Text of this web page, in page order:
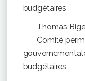
budgétaires
Thomas
Comité
budgétaires